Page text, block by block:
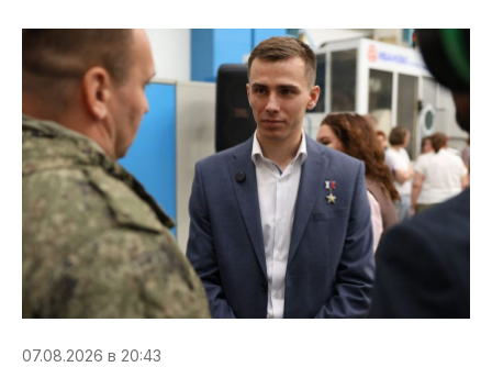
07.08.2026 в 20:43